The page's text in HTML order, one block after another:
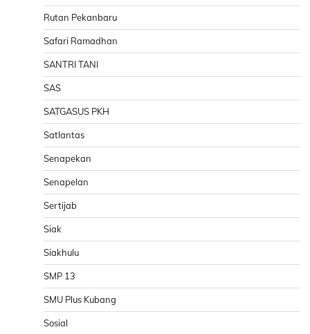
Rutan Pekanbaru
Safari Ramadhan
SANTRI TANI
SAS
SATGASUS PKH
Satlantas
Senapekan
Senapelan
Sertijab
Siak
Siakhulu
SMP 13
SMU Plus Kubang
Sosial